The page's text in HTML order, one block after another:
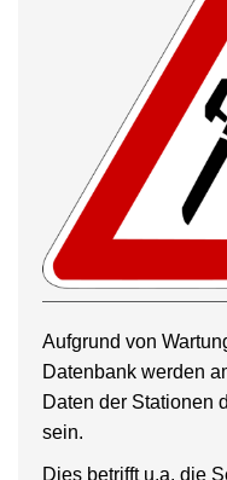
Aufgrund von
Datenbank werden
Daten der Stationen
sein.
Dies betrifft u.a. die